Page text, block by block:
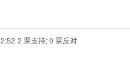
2 票支持; 0 票反对